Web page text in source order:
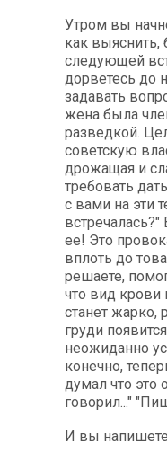
Утром вы
как выяснить,
следующей
дорветесь до
задавать
жена была
разведкой.
советскую
дрожащая и
требовать
с вами на эти
ее! Это
вплоть до
решаете,
что вид крови
станет жарко,
груди
неожиданно
конечно,
думал что это
говорил..."
И вы